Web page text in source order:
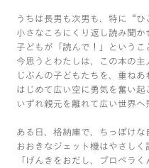
うちは長男も次男も、特に“
小さなころにくり返し読み聞か
子どもが「読んで！」という
今思うとわたしは、この本の
じぶんの子どもたちを、重ね
はじめて広い空に勇気を奮い
いずれ親元を離れて広い世界
ある日、格納庫で、ちっぽけ
おおきなジェット機はやさしく
「げんきをおだし、プロペラく